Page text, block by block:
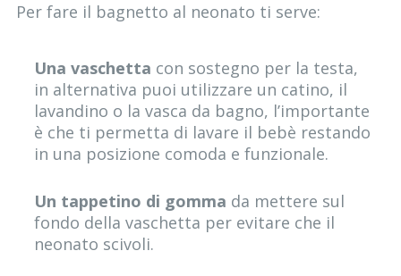
Per fare il bagnetto al neonato ti serve:
Una vaschetta con sostegno per la testa,
in alternativa puoi utilizzare un catino, il
lavandino o la vasca da bagno, l’importante
è che ti permetta di lavare il bebè restando
in una posizione comoda e funzionale.
Un tappetino di gomma da mettere sul
fondo della vaschetta per evitare che il
neonato scivoli.